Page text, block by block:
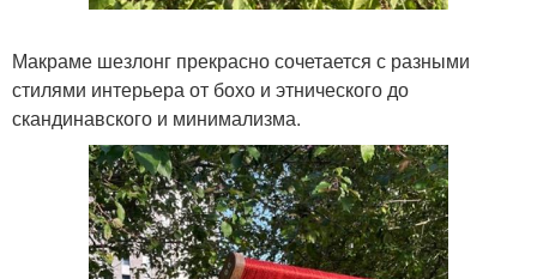
Макраме шезлонг прекрасно сочетается с разными
стилями интерьера от бохо и этнического до
скандинавского и минимализма.